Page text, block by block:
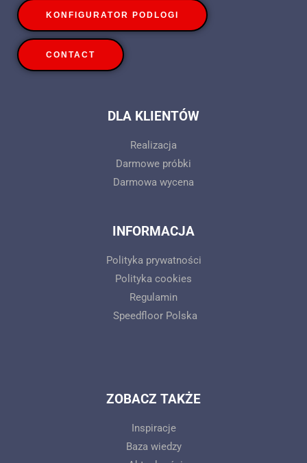
KONFIGURATOR PODLOGI
CONTACT
DLA KLIENTÓW
Realizacja
Darmowe próbki
Darmowa wycena
INFORMACJA
Polityka prywatności
Polityka cookies
Regulamin
Speedfloor Polska
ZOBACZ TAKŻE
Inspiracje
Baza wiedzy